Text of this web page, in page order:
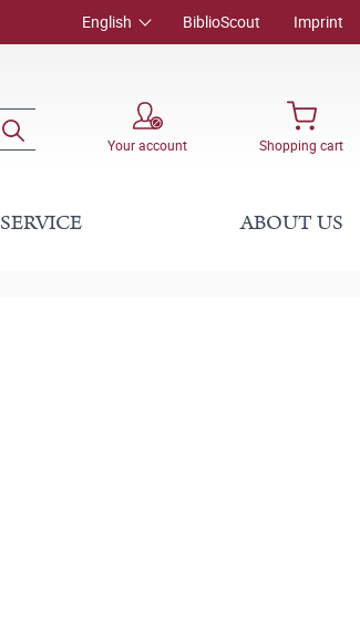
English BiblioScout Imprint
Your account Shopping cart
SERVICE ABOUT US